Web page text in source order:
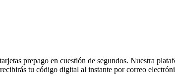
prepago en cuestión de segundos. Nuestra
tu código digital al instante por correo